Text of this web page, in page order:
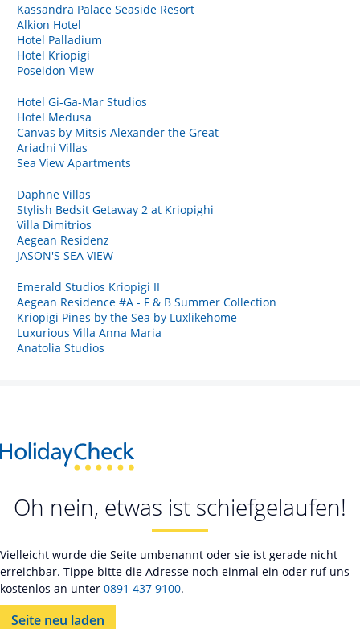
Kassandra Palace Seaside Resort
Alkion Hotel
Hotel Palladium
Hotel Kriopigi
Poseidon View
Hotel Gi-Ga-Mar Studios
Hotel Medusa
Canvas by Mitsis Alexander the Great
Ariadni Villas
Sea View Apartments
Daphne Villas
Stylish Bedsit Getaway 2 at Kriopighi
Villa Dimitrios
Aegean Residenz
JASON'S SEA VIEW
Emerald Studios Kriopigi II
Aegean Residence #A - F & B Summer Collection
Kriopigi Pines by the Sea by Luxlikehome
Luxurious Villa Anna Maria
Anatolia Studios
Oh nein, etwas ist schiefgelaufen!
Vielleicht wurde die Seite umbenannt oder sie ist gerade nicht
erreichbar. Tippe bitte die Adresse noch einmal ein oder ruf uns
kostenlos an unter 0891 437 9100.
Seite neu laden